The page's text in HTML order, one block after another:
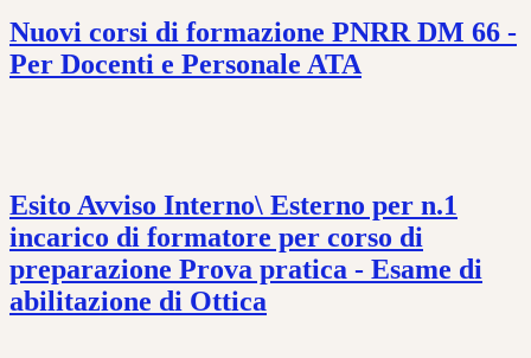
Nuovi corsi di formazione PNRR DM 66 -
Per Docenti e Personale ATA
Esito Avviso Interno\ Esterno per n.1
incarico di formatore per corso di
preparazione Prova pratica - Esame di
abilitazione di Ottica